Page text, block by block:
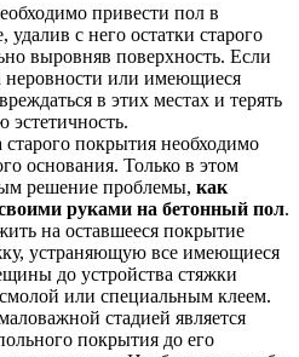
привести пол в
удалив с него остатки старого
выровняв поверхность. Если
неровности или имеющиеся
в этих местах и терять
эстетичность.
покрытия необходимо
основания. Только в этом
решение проблемы, как
руками на бетонный пол.
на оставшееся покрытие
устраняющую все имеющиеся
до устройства стяжки
смолой или специальным клеем.
стадией является
покрытия до его